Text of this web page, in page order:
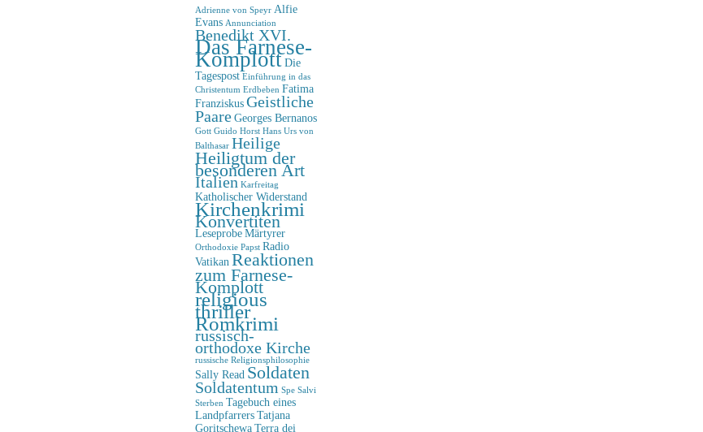
Adrienne von Speyr Alfie
Evans Annunciation
Benedikt XVI.
Das Farnese-
Komplott Die
Tagespost Einführung in das
Christentum Erdbeben Fatima
Franziskus Geistliche
Paare Georges Bernanos
Gott Guido Horst Hans Urs von
Balthasar Heilige
Heiligtum der
besonderen Art
Italien Karfreitag
Katholischer Widerstand
Kirchenkrimi
Konvertiten
Leseprobe Märtyrer
Orthodoxie Papst Radio
Vatikan Reaktionen
zum Farnese-
Komplott
religious
thriller
Romkrimi
russisch-
orthodoxe Kirche
russische Religionsphilosophie
Sally Read Soldaten
Soldatentum Spe Salvi
Sterben Tagebuch eines
Landpfarrers Tatjana
Goritschewa Terra dei